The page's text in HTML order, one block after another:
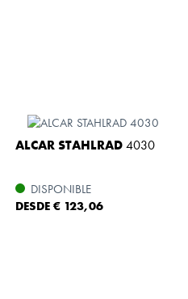
ALCAR STAHLRAD4030
DISPONIBLE
DESDE € 123,06